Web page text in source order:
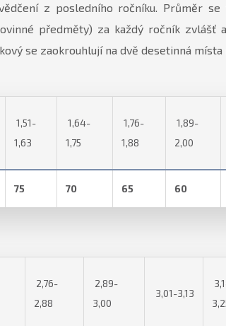
z posledního ročníku. Průměr se
předměty) za každý ročník
se zaokrouhlují na dvě desetinná místa
1,51-
1,63
1,64-
1,75
1,76-
1,88
1,89-
2,00
75 70 65 60
2,76-
2,88
2,89-
3,00
3,01-3,13